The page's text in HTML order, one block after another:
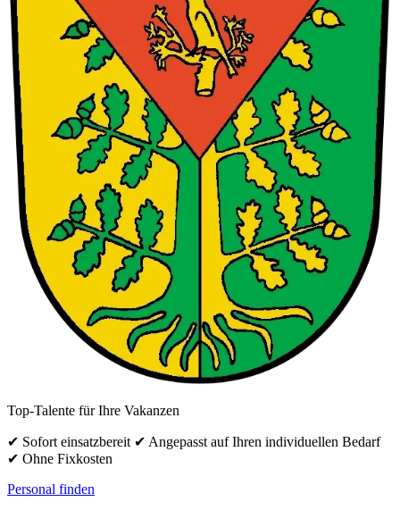
Top-Talente für Ihre Vakanzen
✔ Sofort einsatzbereit ✔ Angepasst auf Ihren individuellen Bedarf
✔ Ohne Fixkosten
Personal finden